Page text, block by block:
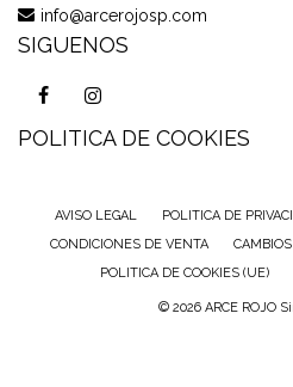
info@arcerojosp.com
SIGUENOS
POLITICA DE COOKIES
AVISO LEGAL POLITICA DE
CONDICIONES DE VENTA
POLITICA DE COOKIES (UE)
© 2026 ARCE ROJO